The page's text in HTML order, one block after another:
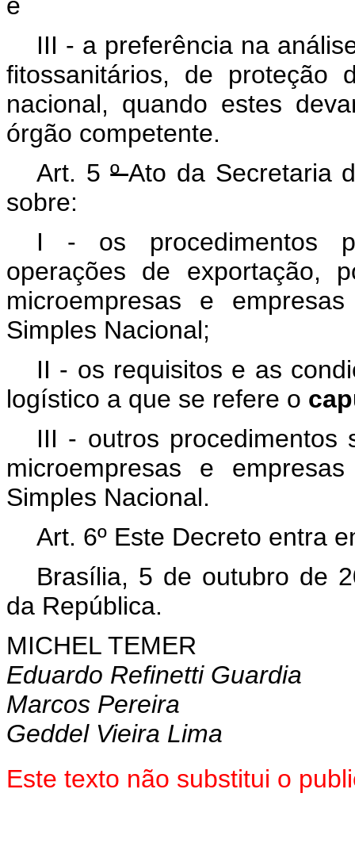
III - a preferência na
fitossanitários, de proteção
nacional, quando estes
órgão competente.
Art. 5ºAto da Secretaria
sobre:
I - os procedimentos
operações de exportação,
microempresas e
Simples Nacional;
II - os requisitos e as
logístico a que se refere o
III - outros procedimentos
microempresas e
Simples Nacional.
Art. 6º Este Decreto entra
Brasília, 5 de outubro de
da República.
MICHEL TEMER
Eduardo Refinetti Guardia
Marcos Pereira
Geddel Vieira Lima
Este texto não substitui o